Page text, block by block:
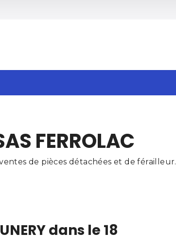
FERROLAC
de pièces détachées et de férailleur.
dans le 18